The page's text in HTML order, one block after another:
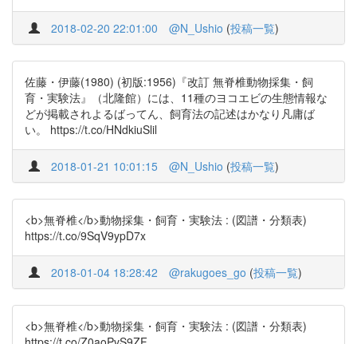
2018-02-20 22:01:00 @N_Ushio (投稿一覧)
佐藤・伊藤(1980) (初版:1956)『改訂 無脊椎動物採集・飼
育・実験法』（北隆館）には、11種のヨコエビの生態情報な
どが掲載されよるばってん、飼育法の記述はかなり凡庸ば
い。 https://t.co/HNdkiuSlil
2018-01-21 10:01:15 @N_Ushio (投稿一覧)
<b>無脊椎</b>動物採集・飼育・実験法 : (図譜・分類表)
https://t.co/9SqV9ypD7x
2018-01-04 18:28:42 @rakugoes_go (投稿一覧)
<b>無脊椎</b>動物採集・飼育・実験法 : (図譜・分類表)